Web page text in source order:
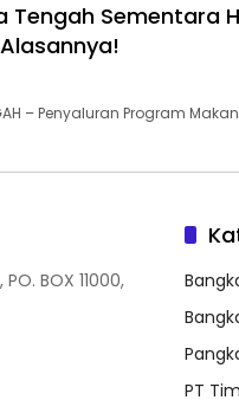
Tengah Sementara
– Penyaluran Program
BOX 11000,
PT